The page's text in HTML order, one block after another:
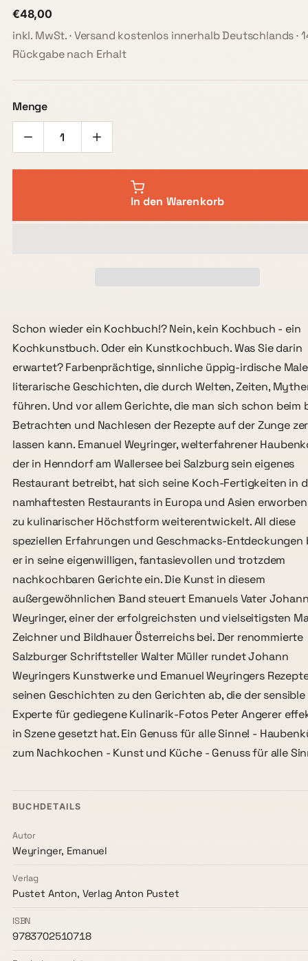
€48,00
inkl. MwSt. · Versand kostenlos innerhalb Deutschlands ·
Rückgabe nach Erhalt
Menge
In den Warenkorb
Schon wieder ein Kochbuch!? Nein, kein Kochbuch - ein
Kochkunstbuch. Oder ein Kunstkochbuch. Was Sie darin
erwartet? Farbenprächtige, sinnliche üppig-irdische
literarische Geschichten, die durch Welten, Zeiten,
führen. Und vor allem Gerichte, die man sich schon beim
Betrachten und Nachlesen der Rezepte auf der Zunge
lassen kann. Emanuel Weyringer, welterfahrener
der in Henndorf am Wallersee bei Salzburg sein eigenes
Restaurant betreibt, hat sich seine Koch-Fertigkeiten in
namhaftesten Restaurants in Europa und Asien
zu kulinarischer Höchstform weiterentwickelt. All diese
speziellen Erfahrungen und Geschmacks-Entdeckungen
er in seine eigenwilligen, fantasievollen und trotzdem
nachkochbaren Gerichte ein. Die Kunst in diesem
außergewöhnlichen Band steuert Emanuels Vater
Weyringer, einer der erfolgreichsten und vielseitigsten
Zeichner und Bildhauer Österreichs bei. Der renommierte
Salzburger Schriftsteller Walter Müller rundet Johann
Weyringers Kunstwerke und Emanuel Weyringers
seinen Geschichten zu den Gerichten ab, die der sensible
Experte für gediegene Kulinarik-Fotos Peter Angerer
in Szene gesetzt hat. Ein Genuss für alle Sinne! -
zum Nachkochen - Kunst und Küche - Genuss für alle
BUCHDETAILS
Autor
Weyringer, Emanuel
Verlag
Pustet Anton, Verlag Anton Pustet
ISBN
9783702510718